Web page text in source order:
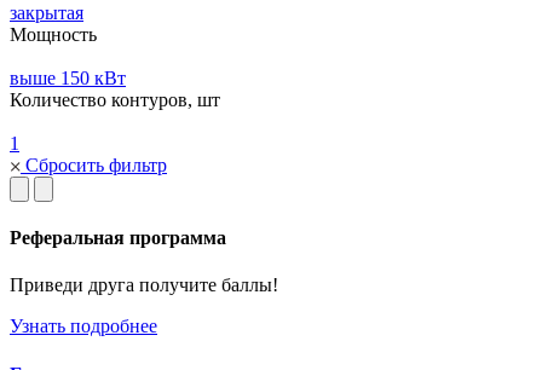
закрытая
Мощность
выше 150 кВт
Количество контуров, шт
1
Сбросить фильтр
Реферальная программа
Приведи друга получите баллы!
Узнать подробнее